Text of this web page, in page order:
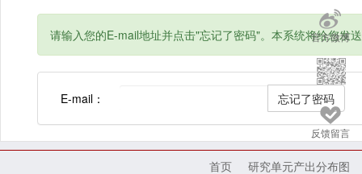
官方微博
反馈留言
请输入您的E-mail地址并点击"忘记了密码"。本系统将给您发
E-mail：
首页
研究单元产出分布图